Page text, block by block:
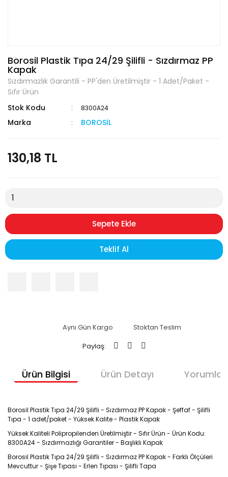
Borosil Plastik Tıpa 24/29 Şilifli - Sızdırmaz PP
Kapak
Sızdırmazlık Garantili - PP'den Üretilmiştir - 1 Adet/Paket -
Sıfır Ürün
Stok Kodu
8300A24
Marka BOROSİL
130,18 TL
Sepete Ekle
Teklif Al
Aynı Gün Kargo
Stoktan Teslim
Paylaş:
Ürün Bilgisi Ürün Detayı Yorumlar
Borosil Plastik Tıpa 24/29 Şilifli - Sızdırmaz PP Kapak - Şeffaf - Şilifli
Tıpa - 1 adet/paket - Yüksek Kalite - Plastik Kapak
Yüksek Kaliteli Polipropilenden Üretilmiştir - Sıfır Ürün - Ürün Kodu:
8300A24 - Sızdırmazlığı Garantiler - Başlıklı Kapak
Borosil Plastik Tıpa 24/29 Şilifli - Sızdırmaz PP Kapak - Farklı Ölçüleri
Mevcuttur - Şişe Tıpası - Erlen Tıpası - Şilifli Tapa